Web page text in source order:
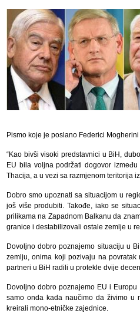
Pismo koje je poslano Federici
“Kao bivši visoki predstavnici u BiH,
EU bila voljna podržati dogovor
Thacija, a u vezi sa razmjenom teritorija
Dobro smo upoznati sa situacijom u
još više produbiti. Takođe, iako se
prilikama na Zapadnom Balkanu da
granice i destabilizovali ostale zemlje u
Dovoljno dobro poznajemo situaciju u
zemlju, onima koji pozivaju na
partneri u BiH radili u protekle dvije
Dovoljno dobro poznajemo EU i
samo onda kada naučimo da živimo u
kreirali mono-etničke zajednice.